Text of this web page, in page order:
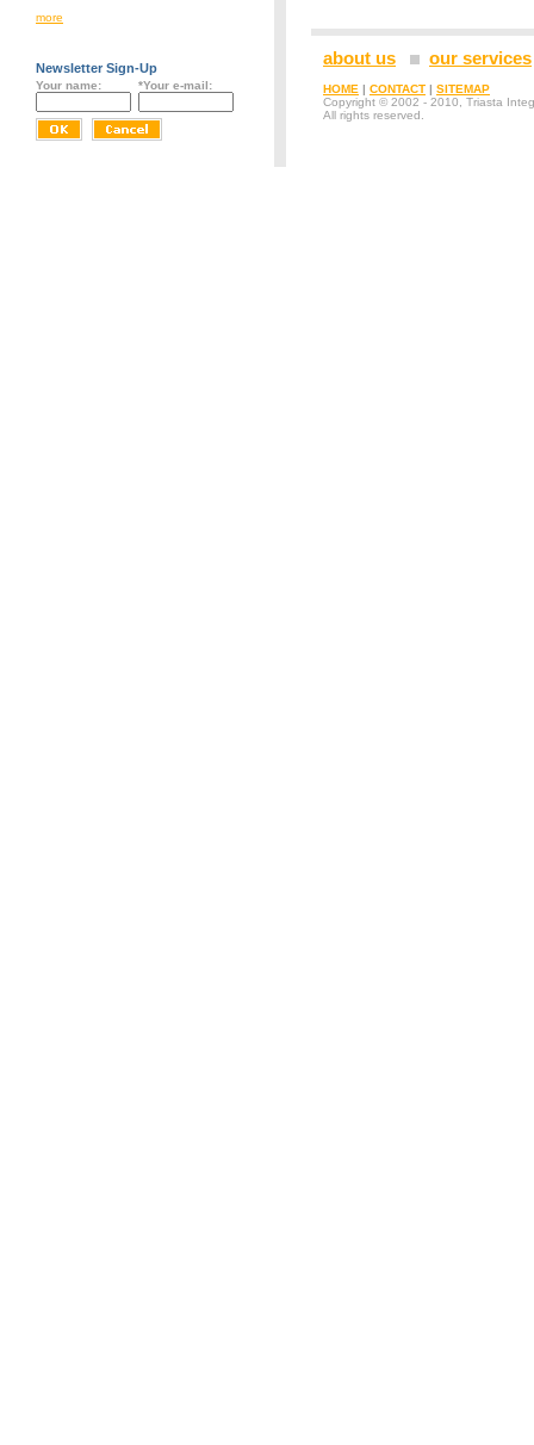
more
Newsletter Sign-Up
Your name: *Your e-mail:
about us our services
HOME | CONTACT | SITEMAP
Copyright © 2002 - 2010, Triasta
All rights reserved.